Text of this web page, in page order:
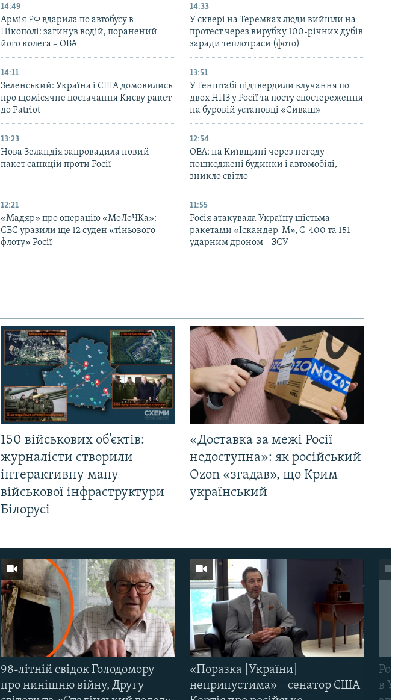
14:49
Армія РФ вдарила по автобусу в
Нікополі: загинув водій, поранений
його колега – ОВА
14:33
У сквері на Теремках люди вийшли на
протест через вирубку 100-річних дубів
заради теплотраси (фото)
14:11
Зеленський: Україна і США домовились
про щомісячне постачання Києву ракет
до Patriot
13:51
У Генштабі підтвердили влучання по
двох НПЗ у Росії та посту спостереження
на буровій установці «Сиваш»
13:23
Нова Зеландія запровадила новий
пакет санкцій проти Росії
12:54
ОВА: на Київщині через негоду
пошкоджені будинки і автомобілі,
зникло світло
12:21
«Мадяр» про операцію «МоЛоЧКа»:
СБС уразили ще 12 суден «тіньового
флоту» Росії
11:55
Росія атакувала Україну шістьма
ракетами «Іскандер-М», С-400 та 151
ударним дроном – ЗСУ
150 військових об’єктів:
журналісти створили
інтерактивну мапу
військової інфраструктури
Білорусі
«Доставка за межі Росії
недоступна»: як російський
Ozon «згадав», що Крим
український
98-літній свідок Голодомору
про нинішню війну, Другу
«Поразка [України]
неприпустима» – сенатор США
в